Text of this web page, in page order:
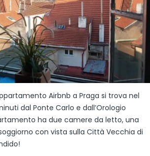
Airbnb a Praga si trova nel
dal Ponte Carlo e dall’Orologio
ha due camere da letto, una
con vista sulla Città Vecchia di